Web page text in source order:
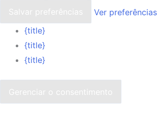
Salvar preferências
Ver preferências
{title}
{title}
{title}
Gerenciar o consentimento